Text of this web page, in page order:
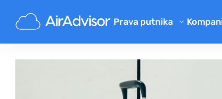
Prava putnika
Kalkulator naknade za let
Naknada za kašnjenje leta
Naknada za otkazani let
O nama
Blog